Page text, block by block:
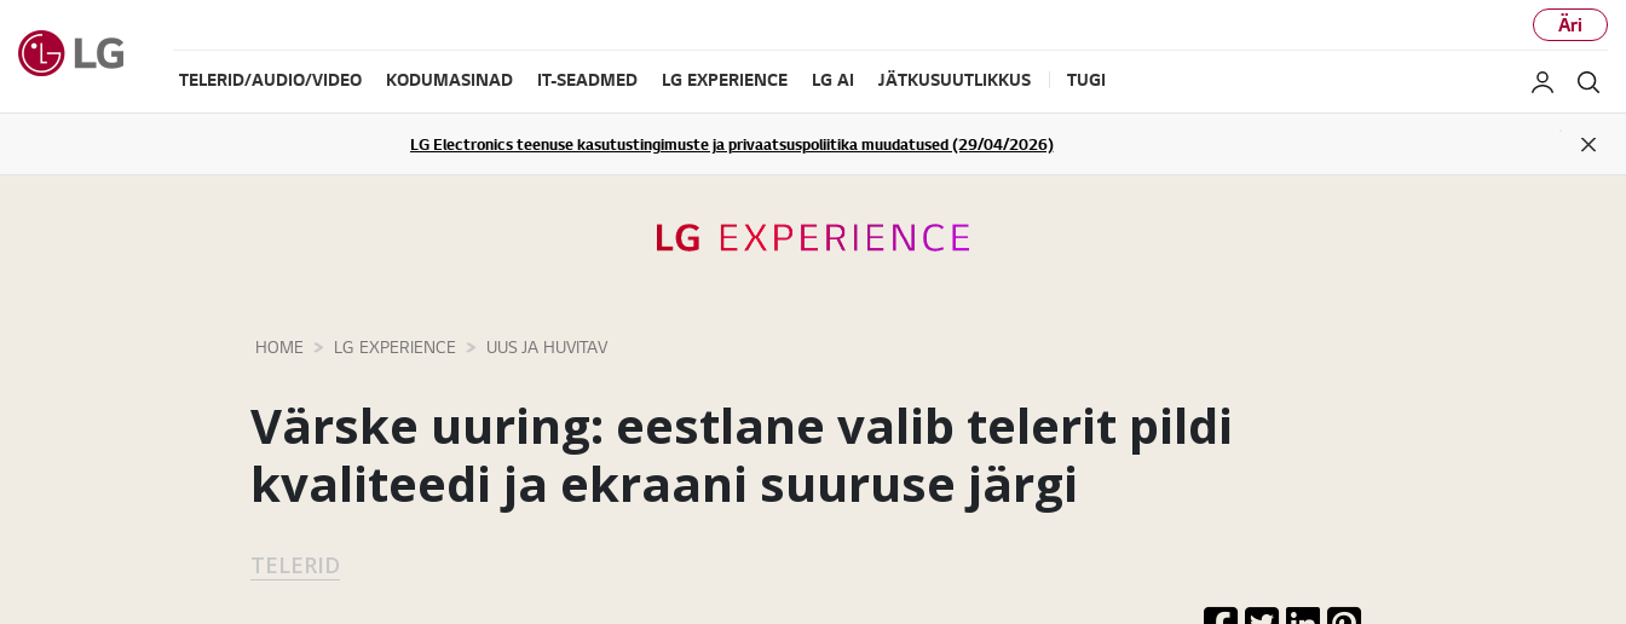
Äri
TELERID/AUDIO/VIDEO KODUMASINAD IT-SEADMED LG EXPERIENCE LG AI JÄTKUSUUTLIKKUS TUGI Minu LG
LG Electronics teenuse kasutustingimuste ja privaatsuspoliitika muudatused (29/04/2026)
HOME LG EXPERIENCE UUS JA HUVITAV
Värske uuring: eestlane valib telerit pildi
kvaliteedi ja ekraani suuruse järgi
TELERID